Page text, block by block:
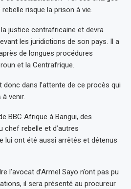
risque la prison à vie.
justice centrafricaine et devra
les juridictions de son pays. Il a
de longues procédures
et la Centrafrique.
dans l’attente de ce procès qui
à venir.
BBC Afrique à Bangui, des
chef rebelle et d’autres
lui ont été aussi arrêtés et détenus
l’avocat d’Armel Sayo n’ont pas pu
il sera présenté au procureur